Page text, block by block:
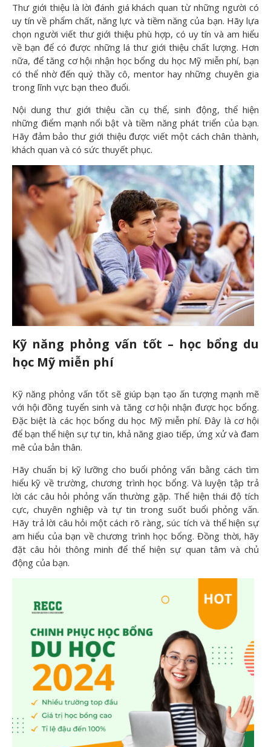
Thư giới thiệu là lời đánh giá khách quan từ những người có
uy tín về phẩm chất, năng lực và tiềm năng của bạn. Hãy lựa
chọn người viết thư giới thiệu phù hợp, có uy tín và am hiểu
về bạn để có được những lá thư giới thiệu chất lượng. Hơn
nữa, để tăng cơ hội nhận học bổng du học Mỹ miễn phí, bạn
có thể nhờ đến quý thầy cô, mentor hay những chuyên gia
trong lĩnh vực bạn theo đuổi.
Nội dung thư giới thiệu cần cụ thể, sinh động, thể hiện
những điểm mạnh nổi bật và tiềm năng phát triển của bạn.
Hãy đảm bảo thư giới thiệu được viết một cách chân thành,
khách quan và có sức thuyết phục.
Kỹ năng phỏng vấn tốt – học bổng du
học Mỹ miễn phí
Kỹ năng phỏng vấn tốt sẽ giúp bạn tạo ấn tượng mạnh mẽ
với hội đồng tuyển sinh và tăng cơ hội nhận được học bổng.
Đặc biệt là các học bổng du học Mỹ miễn phí. Đây là cơ hội
để bạn thể hiện sự tự tin, khả năng giao tiếp, ứng xử và đam
mê của bản thân.
Hãy chuẩn bị kỹ lưỡng cho buổi phỏng vấn bằng cách tìm
hiểu kỹ về trường, chương trình học bổng. Và luyện tập trả
lời các câu hỏi phỏng vấn thường gặp. Thể hiện thái độ tích
cực, chuyên nghiệp và tự tin trong suốt buổi phỏng vấn.
Hãy trả lời câu hỏi một cách rõ ràng, súc tích và thể hiện sự
am hiểu của bạn về chương trình học bổng. Đồng thời, hãy
đặt câu hỏi thông minh để thể hiện sự quan tâm và chủ
động của bạn.